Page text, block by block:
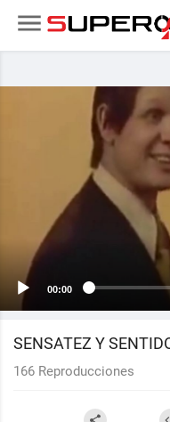
00:00
SENSATEZ Y
166 Reproducciones